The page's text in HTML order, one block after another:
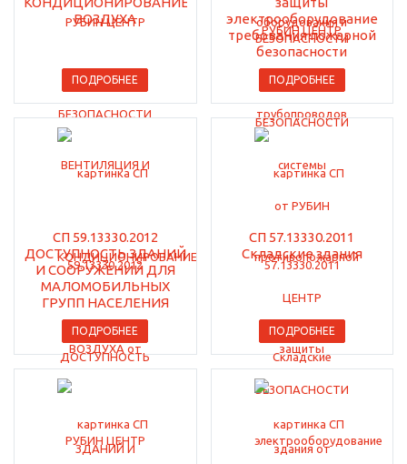
ВОЗДУХА
ПОДРОБНЕЕ
электрооборудование
требования пожарной
безопасности
ПОДРОБНЕЕ
СП 59.13330.2012
ДОСТУПНОСТЬ ЗДАНИЙ
И СООРУЖЕНИЙ ДЛЯ
МАЛОМОБИЛЬНЫХ
ГРУПП НАСЕЛЕНИЯ
ПОДРОБНЕЕ
СП 57.13330.2011
Складские здания
ПОДРОБНЕЕ